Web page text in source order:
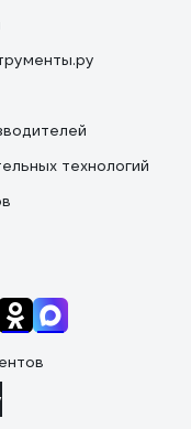
технологий